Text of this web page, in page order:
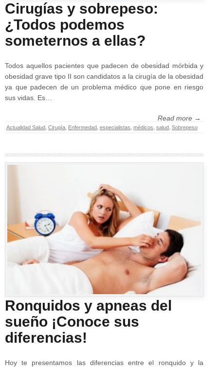
Cirugías y sobrepeso:
¿Todos podemos
someternos a ellas?
Todos aquellos pacientes que padecen de obesidad mórbida y
obesidad grave tipo II son candidatos a la cirugía de la obesidad
ya que padecen de un problema médico que pone en riesgo
sus vidas. Es…
Read more →
Actualidad Salud Cirugía Enfermedad especialistas médicos salud Sobrepeso
Ronquidos y apneas del
sueño ¡Conoce sus
diferencias!
Hoy te presentamos las diferencias entre el ronquido y la